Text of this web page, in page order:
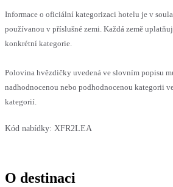
Informace o oficiální kategorizaci hotelu je v
používanou v příslušné zemi. Každá země
konkrétní kategorie.
Polovina hvězdičky uvedená ve slovním popisu
nadhodnocenou nebo podhodnocenou kategorii
kategorií.
Kód nabídky: XFR2LEA
O destinaci